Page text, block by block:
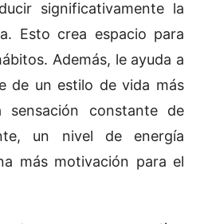
significativamente la
Esto crea espacio para
Además, le ayuda a
de un estilo de vida más
sensación constante de
un nivel de energía
más motivación para el